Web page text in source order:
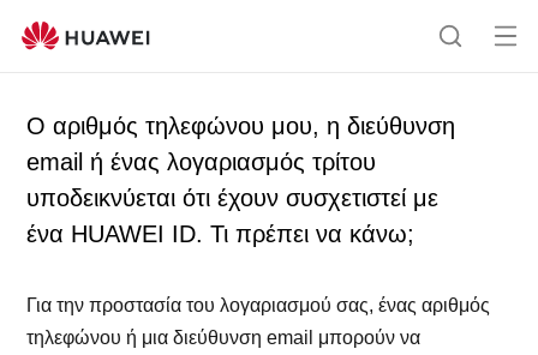
Α
ζ
τ
Άν
Ο αριθμός τηλεφώνου μου, η διεύθυνση
email ή ένας λογαριασμός τρίτου
υποδεικνύεται ότι έχουν συσχετιστεί με
ένα HUAWEI ID. Τι πρέπει να κάνω;
Για την προστασία του λογαριασμού σας, ένας αριθμός
τηλεφώνου ή μια διεύθυνση email μπορούν να